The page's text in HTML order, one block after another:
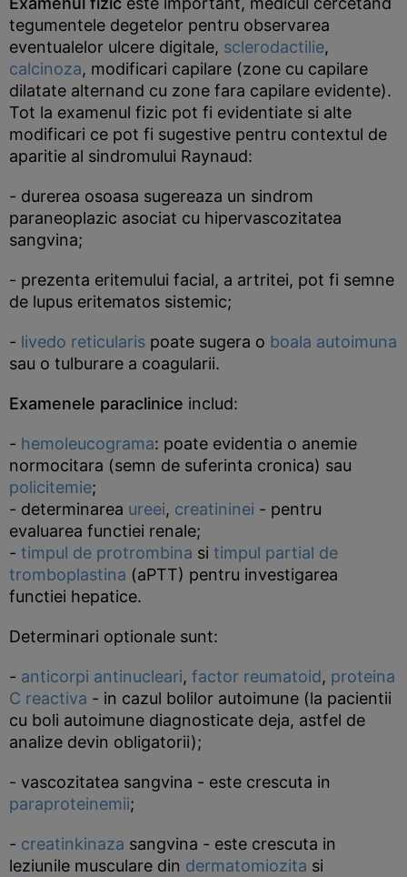
tegumentele degetelor pentru observarea
eventualelor ulcere digitale, sclerodactilie,
calcinoza, modificari capilare (zone cu capilare
dilatate alternand cu zone fara capilare evidente).
Tot la examenul fizic pot fi evidentiate si alte
modificari ce pot fi sugestive pentru contextul de
aparitie al sindromului Raynaud:
- durerea osoasa sugereaza un sindrom
paraneoplazic asociat cu hipervascozitatea
sangvina;
- prezenta eritemului facial, a artritei, pot fi semne
de lupus eritematos sistemic;
- livedo reticularis poate sugera o boala autoimuna
sau o tulburare a coagularii.
Examenele paraclinice includ:
- hemoleucograma: poate evidentia o anemie
normocitara (semn de suferinta cronica) sau
policitemie;
- determinarea ureei, creatininei - pentru
evaluarea functiei renale;
- timpul de protrombina si timpul partial de
tromboplastina (aPTT) pentru investigarea
functiei hepatice.
Determinari optionale sunt:
- anticorpi antinucleari, factor reumatoid, proteina
C reactiva - in cazul bolilor autoimune (la pacientii
cu boli autoimune diagnosticate deja, astfel de
analize devin obligatorii);
- vascozitatea sangvina - este crescuta in
paraproteinemii;
- creatinkinaza sangvina - este crescuta in
leziunile musculare din dermatomiozita si